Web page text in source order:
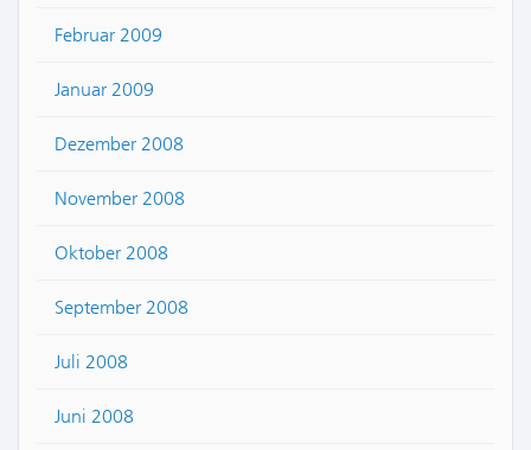
Februar 2009
Januar 2009
Dezember 2008
November 2008
Oktober 2008
September 2008
Juli 2008
Juni 2008